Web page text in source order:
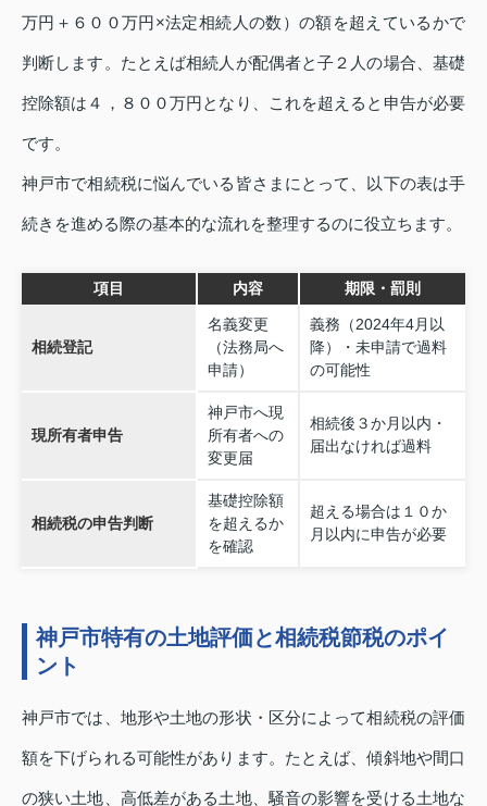
万円＋６００万円×法定相続人の数）の額を超えているかで
判断します。たとえば相続人が配偶者と子２人の場合、基礎
控除額は４，８００万円となり、これを超えると申告が必要
です。
神戸市で相続税に悩んでいる皆さまにとって、以下の表は手
続きを進める際の基本的な流れを整理するのに役立ちます。
項目 内容 期限・罰則
相続登記
名義変更
（法務局へ
申請）
義務（2024年4月以
降）・未申請で過料
の可能性
現所有者申告
神戸市へ現
所有者への
変更届
相続後３か月以内・
届出なければ過料
相続税の申告判断
基礎控除額
を超えるか
を確認
超える場合は１０か
月以内に申告が必要
神戸市特有の土地評価と相続税節税のポイ
ント
神戸市では、地形や土地の形状・区分によって相続税の評価
額を下げられる可能性があります。たとえば、傾斜地や間口
の狭い土地、高低差がある土地、騒音の影響を受ける土地な